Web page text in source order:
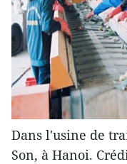
Dans l'usine de
Son, à Hanoi.